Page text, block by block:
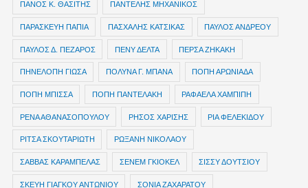
ΠΑΝΟΣ Κ. ΘΑΣΙΤΗΣ ΠΑΝΤΕΛΗΣ ΜΗΧΑΝΙΚΟΣ
ΠΑΡΑΣΚΕΥΗ ΠΑΠΙΑ ΠΑΣΧΑΛΗΣ ΚΑΤΣΙΚΑΣ ΠΑΥΛΟΣ ΑΝΔΡΕΟΥ
ΠΑΥΛΟΣ Δ. ΠΕΖΑΡΟΣ ΠΕΝΥ ΔΕΛΤΑ ΠΕΡΣΑ ΖΗΚΑΚΗ
ΠΗΝΕΛΟΠΗ ΓΙΩΣΑ ΠΟΛΥΝΑ Γ. ΜΠΑΝΑ ΠΟΠΗ ΑΡΩΝΙΑΔΑ
ΠΟΠΗ ΜΠΙΣΣΑ ΠΟΠΗ ΠΑΝΤΕΛΑΚΗ ΡΑΦΑΕΛΑ ΧΑΜΠΙΠΗ
ΡΕΝΑ ΑΘΑΝΑΣΟΠΟΥΛΟΥ ΡΗΣΟΣ ΧΑΡΙΣΗΣ ΡΙΑ ΦΕΛΕΚΙΔΟΥ
ΡΙΤΣΑ ΣΚΟΥΤΑΡΙΩΤΗ ΡΩΞΑΝΗ ΝΙΚΟΛΑΟΥ
ΣΑΒΒΑΣ ΚΑΡΑΜΠΕΛΑΣ ΣΕΝΕΜ ΓΚΙΟΚΕΛ ΣΙΣΣΥ ΔΟΥΤΣΙΟΥ
ΣΚΕΥΗ ΓΙΑΓΚΟΥ ΑΝΤΩΝΙΟΥ ΣΟΝΙΑ ΖΑΧΑΡΑΤΟΥ